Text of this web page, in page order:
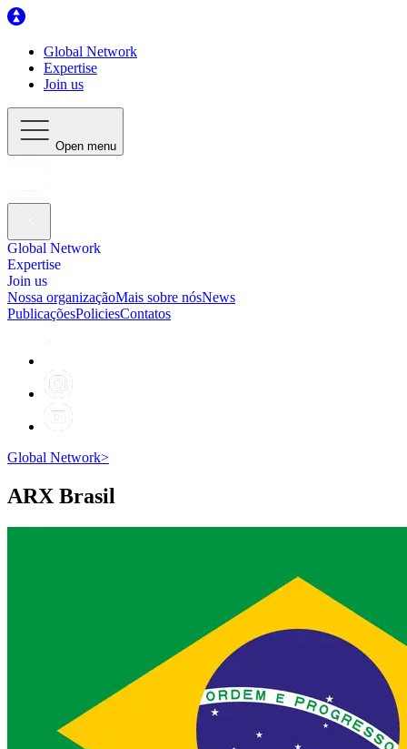
Global Network
Expertise
Join us
Open menu
Global Network
Expertise
Join us
Nossa organizaçãoMais sobre nósNews
PublicaçõesPoliciesContatos
Global Network>
ARX Brasil